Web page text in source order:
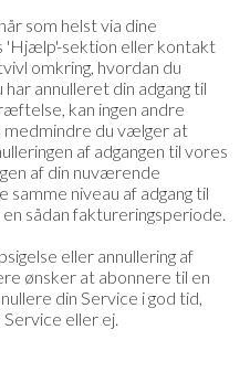
som helst via dine
'Hjælp'-sektion eller kontakt
omkring, hvordan du
annulleret din adgang til
kan ingen andre
du vælger at
af adgangen til vores
af din nuværende
samme niveau af adgang til
sådan faktureringsperiode.
eller annullering af
ønsker at abonnere til en
din Service i god tid,
eller ej.